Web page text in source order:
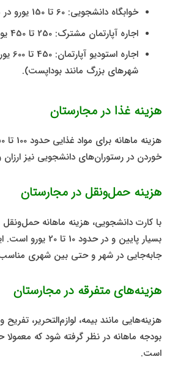
خوابگاه دانشجویی: 60 تا 150 یورو در ماه (ارزان‌ترین گزینه).
اجاره آپارتمان مشترک: 250 تا 450 یورو در ماه.
شهرهای بزرگ مانند بوداپست).
هزینه غذا در مجارستان
خوردن در رستوران‌های دانشجویی نیز
هزینه حمل‌ونقل در مجارستان
با کارت دانشجویی، هزینه ماهانه
بسیار پایین و در حدود
جابه‌جایی در شهر و حتی بین شهری
هزینه‌های متفرقه در مجارستان
هزینه‌هایی مانند بیمه، لوازم‌التحریر،
است.